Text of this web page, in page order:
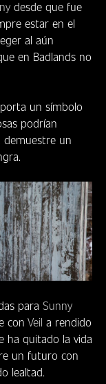
desde que fue
estar en el
al aún
en Badlands no
un símbolo
podrían
demuestre un
para Sunny
con Veil a rendido
ha quitado la vida
un futuro con
lealtad.